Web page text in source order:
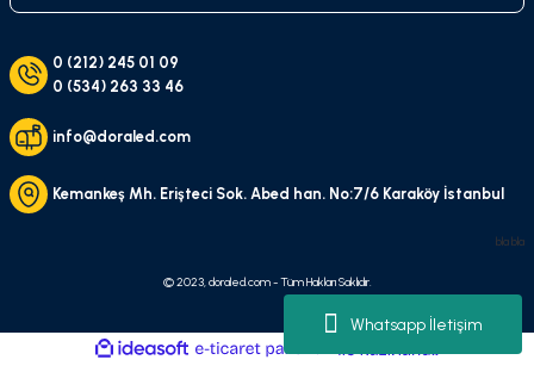
Whatsapp İletişim
0 (212) 245 01 09
0 (534) 263 33 46
info@doraled.com
Kemankeş Mh. Erişteci Sok. Abed han. No:7/6 Karaköy İstanbul
bla bla
© 2023, doraled.com - Tüm Hakları Saklıdır.
ideasoft